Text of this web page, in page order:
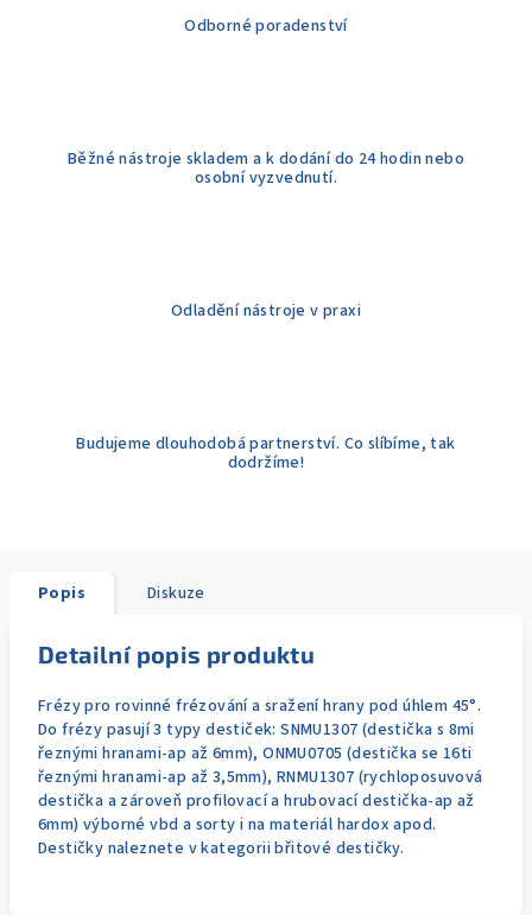
Odborné poradenství
Běžné nástroje skladem a k dodání do 24 hodin nebo
osobní vyzvednutí.
Odladění nástroje v praxi
Budujeme dlouhodobá partnerství. Co slíbíme, tak
dodržíme!
Popis Diskuze
Detailní popis produktu
Frézy pro rovinné frézování a sražení hrany pod úhlem 45°.
Do frézy pasují 3 typy destiček: SNMU1307 (destička s 8mi
řeznými hranami-ap až 6mm), ONMU0705 (destička se 16ti
řeznými hranami-ap až 3,5mm), RNMU1307 (rychloposuvová
destička a zároveň profilovací a hrubovací destička-ap až
6mm) výborné vbd a sorty i na materiál hardox apod.
Destičky naleznete v kategorii břitové destičky.